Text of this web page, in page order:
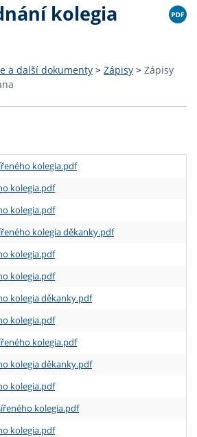
kolegia
a další dokumenty > Zápisy > Zápisy
kolegia.pdf
kolegia.pdf
kolegia.pdf
kolegia děkanky.pdf
kolegia.pdf
kolegia.pdf
kolegia děkanky.pdf
kolegia.pdf
kolegia.pdf
kolegia děkanky.pdf
kolegia.pdf
kolegia.pdf
kolegia.pdf